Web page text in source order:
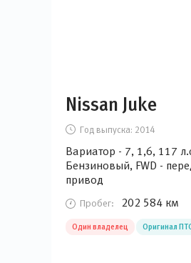
Nissan Juke
Год выпуска: 2014
Вариатор - 7, 1,6, 117
Бензиновый, FWD -
привод
Пробег: 202 584 км
Один владелец Оригинал